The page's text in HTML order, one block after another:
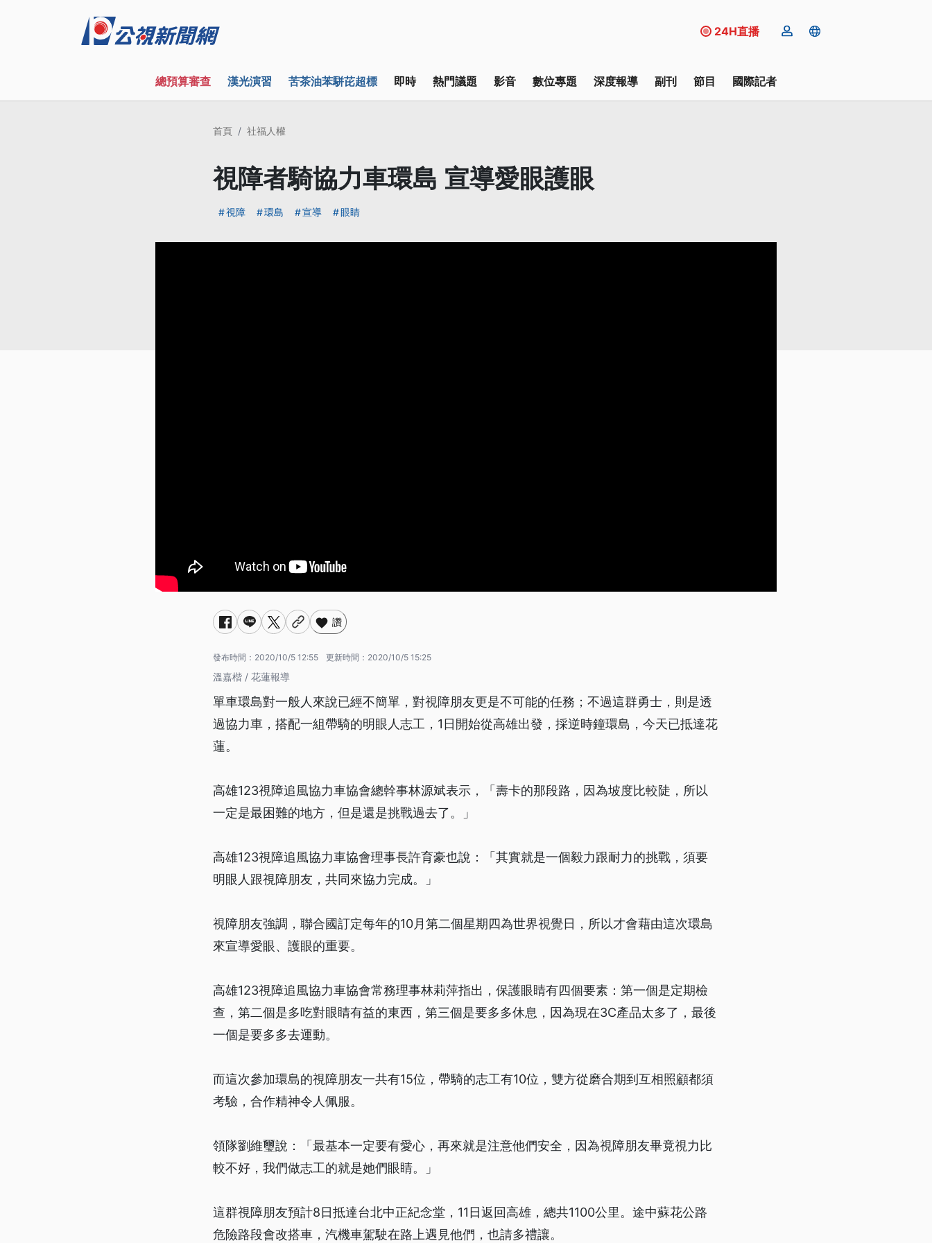
24H直播
總預算審查 漢光演習 苦茶油苯駢芘超標 即時 熱門議題 影音 數位專題 深度報導 副刊 節目 國際記者
首頁 社福人權
視障者騎協力車環島 宣導愛眼護眼
視障 環島 宣導 眼睛
讚
發布時間： 2020/10/5 12:55 更新時間： 2020/10/5 15:25
溫嘉楷 / 花蓮報導
單車環島對一般人來說已經不簡單，對視障朋友更是不可能的任務；不過這群勇士，則是透
過協力車，搭配一組帶騎的明眼人志工，1日開始從高雄出發，採逆時鐘環島，今天已抵達花
蓮。
高雄123視障追風協力車協會總幹事林源斌表示，「壽卡的那段路，因為坡度比較陡，所以
一定是最困難的地方，但是還是挑戰過去了。」
高雄123視障追風協力車協會理事長許育豪也說：「其實就是一個毅力跟耐力的挑戰，須要
明眼人跟視障朋友，共同來協力完成。」
視障朋友強調，聯合國訂定每年的10月第二個星期四為世界視覺日，所以才會藉由這次環島
來宣導愛眼、護眼的重要。
高雄123視障追風協力車協會常務理事林莉萍指出，保護眼睛有四個要素：第一個是定期檢
查，第二個是多吃對眼睛有益的東西，第三個是要多多休息，因為現在3C產品太多了，最後
一個是要多多去運動。
而這次參加環島的視障朋友一共有15位，帶騎的志工有10位，雙方從磨合期到互相照顧都須
考驗，合作精神令人佩服。
領隊劉維璽說：「最基本一定要有愛心，再來就是注意他們安全，因為視障朋友畢竟視力比
較不好，我們做志工的就是她們眼睛。」
這群視障朋友預計8日抵達台北中正紀念堂，11日返回高雄，總共1100公里。途中蘇花公路
危險路段會改搭車，汽機車駕駛在路上遇見他們，也請多禮讓。